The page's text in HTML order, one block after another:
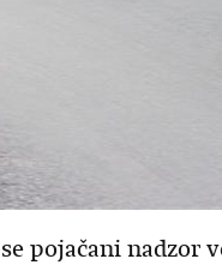
pojačani nadzor